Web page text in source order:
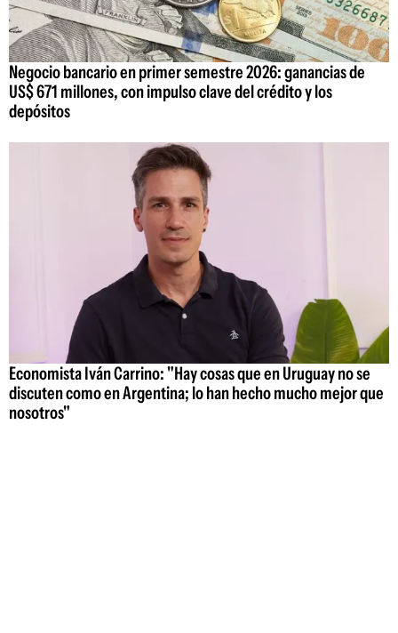
Negocio bancario en primer semestre 2026: ganancias de
US$ 671 millones, con impulso clave del crédito y los
depósitos
Economista Iván Carrino: "Hay cosas que en Uruguay no se
discuten como en Argentina; lo han hecho mucho mejor que
nosotros"